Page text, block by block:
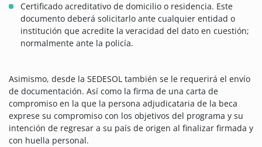
Certificado acreditativo de domicilio o residencia. Este
documento deberá solicitarlo ante cualquier entidad o
institución que acredite la veracidad del dato en cuestión;
normalmente ante la policía.
Asimismo, desde la SEDESOL también se le requerirá el envío
de documentación. Así como la firma de una carta de
compromiso en la que la persona adjudicataria de la beca
exprese su compromiso con los objetivos del programa y su
intención de regresar a su país de origen al finalizar firmada y
con huella personal.